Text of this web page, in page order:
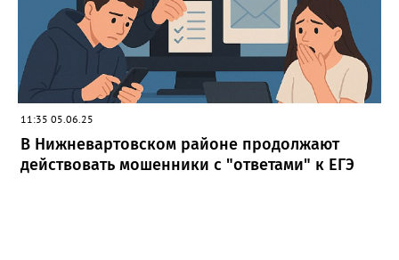
11:35 05.06.25
В Нижневартовском районе продолжают
действовать мошенники с "ответами" к ЕГЭ